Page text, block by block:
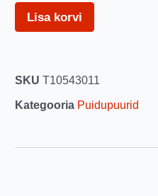
Lisa korvi
SKU T10543011
Kategooria Puidupuurid